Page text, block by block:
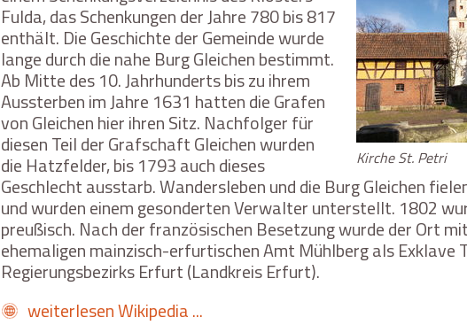
Kirche St. Petri
Fulda, das Schenkungen der Jahre 780 bis 817
enthält. Die Geschichte der Gemeinde wurde
lange durch die nahe Burg Gleichen bestimmt.
Ab Mitte des 10. Jahrhunderts bis zu ihrem
Aussterben im Jahre 1631 hatten die Grafen
von Gleichen hier ihren Sitz. Nachfolger für
diesen Teil der Grafschaft Gleichen wurden
die Hatzfelder, bis 1793 auch dieses
Geschlecht ausstarb. Wandersleben und die Burg Gleichen
und wurden einem gesonderten Verwalter unterstellt. 1802
preußisch. Nach der französischen Besetzung wurde der Ort
ehemaligen mainzisch-erfurtischen Amt Mühlberg als Exklave
Regierungsbezirks Erfurt (Landkreis Erfurt).
weiterlesen Wikipedia ...